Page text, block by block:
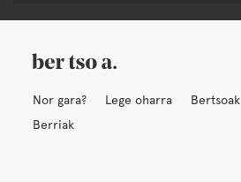
Nor gara? Lege oharra Bertsoak
Berriak